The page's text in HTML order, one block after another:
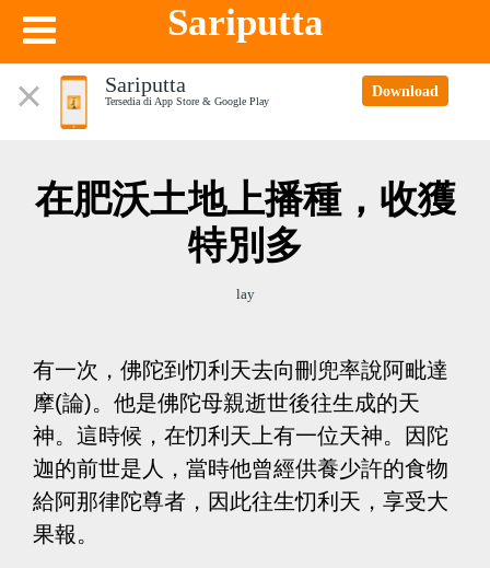
Sariputta
Sariputta
Tersedia di App Store & Google Play
Download
在肥沃土地上播種，收獲
特別多
lay
有一次，佛陀到忉利天去向刪兜率說阿毗達
摩(論)。他是佛陀母親逝世後往生成的天
神。這時候，在忉利天上有一位天神。因陀
迦的前世是人，當時他曾經供養少許的食物
給阿那律陀尊者，因此往生忉利天，享受大
果報。